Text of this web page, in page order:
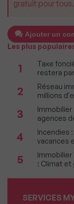
gratuit pour tous.
Ajouter un
Les plus
1
Taxe
restera
2
Réseau
millions
3
agences
4
Incendies
vacances
5
: Climat
SERVICES